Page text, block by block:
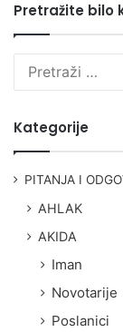
Pretražite bilo
Kategorije
PITANJA I
AHLAK
AKIDA
Iman
Novotarije
Poslanici